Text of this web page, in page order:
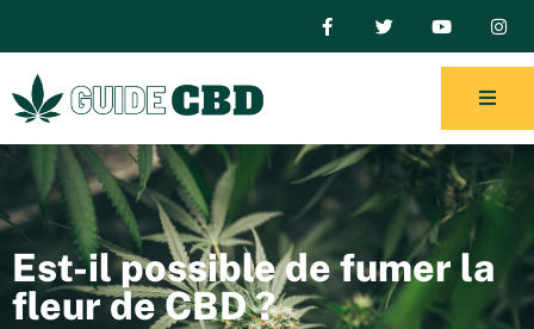
Est-il possible de fumer la
fleur de CBD ?